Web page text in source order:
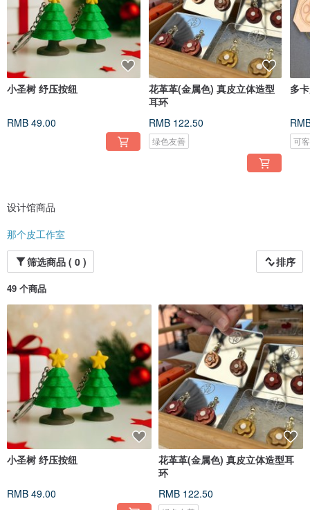
小圣树 纾压按纽
RMB 49.00
花革革(金属色) 真皮立体造型
耳环
RMB 122.50
绿色友善
多
可
设计馆商品
那个皮工作室
筛选商品 ( 0 )
排序
49 个商品
小圣树 纾压按纽
RMB 49.00
花革革(金属色) 真皮立体造型耳
环
RMB 122.50